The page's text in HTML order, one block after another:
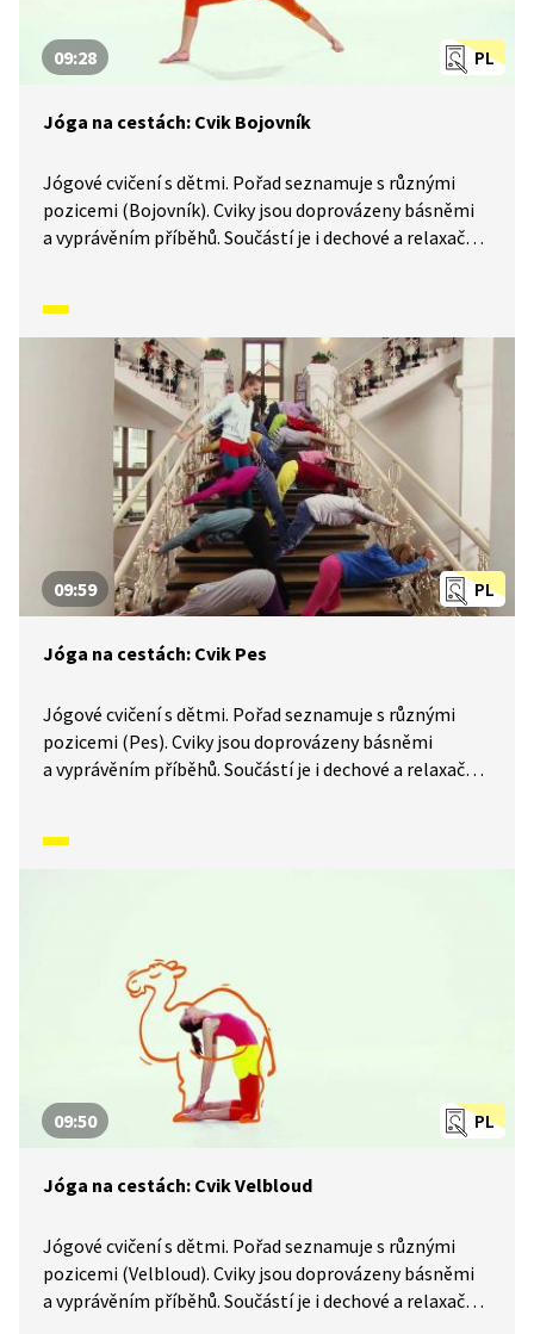
PL
09:28
Jóga na cestách: Cvik Bojovník
Jógové cvičení s dětmi. Pořad seznamuje s různými
pozicemi (Bojovník). Cviky jsou doprovázeny básněmi
a vyprávěním příběhů. Součástí je i dechové a relaxační
PL
09:59
Jóga na cestách: Cvik Pes
Jógové cvičení s dětmi. Pořad seznamuje s různými
pozicemi (Pes). Cviky jsou doprovázeny básněmi
a vyprávěním příběhů. Součástí je i dechové a relaxační
PL
09:50
Jóga na cestách: Cvik Velbloud
Jógové cvičení s dětmi. Pořad seznamuje s různými
pozicemi (Velbloud). Cviky jsou doprovázeny básněmi
a vyprávěním příběhů. Součástí je i dechové a relaxační